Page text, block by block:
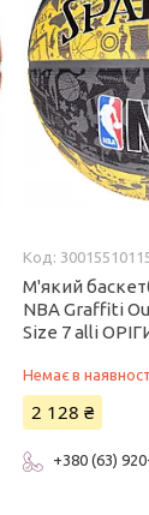
М'який
NBA Graffiti
Size 7 alli
Немає в
2 128 ₴
+380 (63)